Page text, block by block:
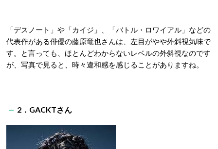
「デスノート」や「カイジ」、「バトル・ロワイアル」などの
代表作がある俳優の藤原竜也さんは、左目がやや外斜視気味で
す。と言っても、ほとんどわからないレベルの外斜視なのです
が、写真で見ると、時々違和感を感じることがありますね。
2．GACKTさん